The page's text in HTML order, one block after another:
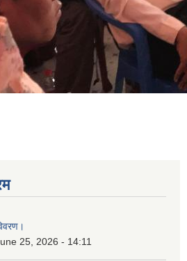
25, 2026 - 14:11